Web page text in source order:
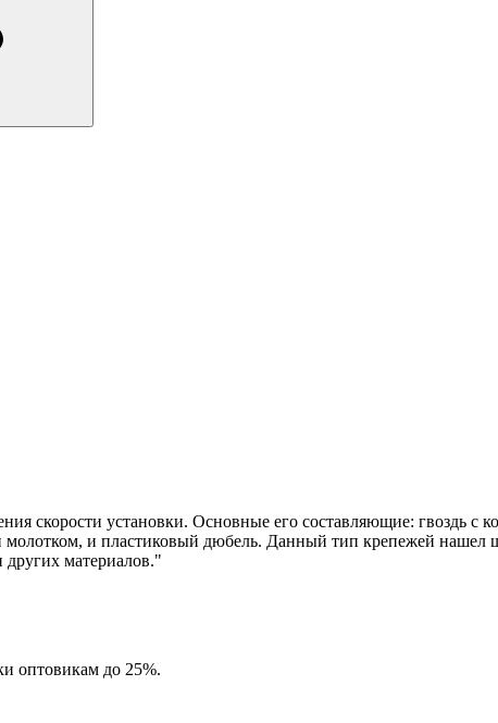
скорости установки. Основные его составляющие: гвоздь с
молотком, и пластиковый дюбель. Данный тип крепежей нашел
материалов."
оптовикам до 25%.